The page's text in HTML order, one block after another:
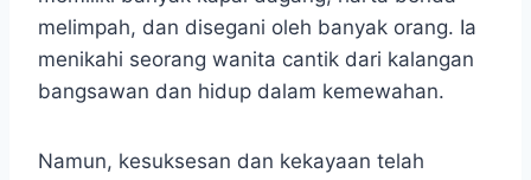
melimpah, dan disegani oleh banyak orang. Ia
menikahi seorang wanita cantik dari kalangan
bangsawan dan hidup dalam kemewahan.
Namun, kesuksesan dan kekayaan telah